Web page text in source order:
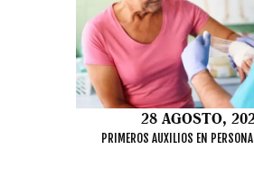
28 AGOSTO,
PRIMEROS AUXILIOS EN